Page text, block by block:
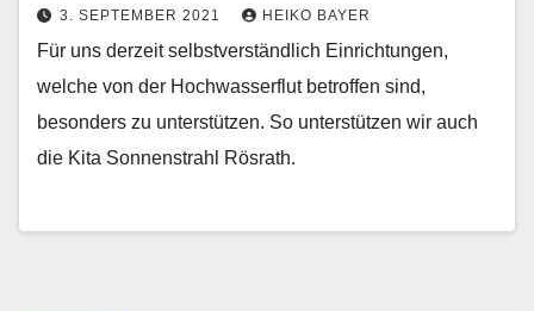
3. SEPTEMBER 2021 HEIKO BAYER
Für uns derzeit selbstverständlich Einrichtungen,
welche von der Hochwasserflut betroffen sind,
besonders zu unterstützen. So unterstützen wir auch
die Kita Sonnenstrahl Rösrath.